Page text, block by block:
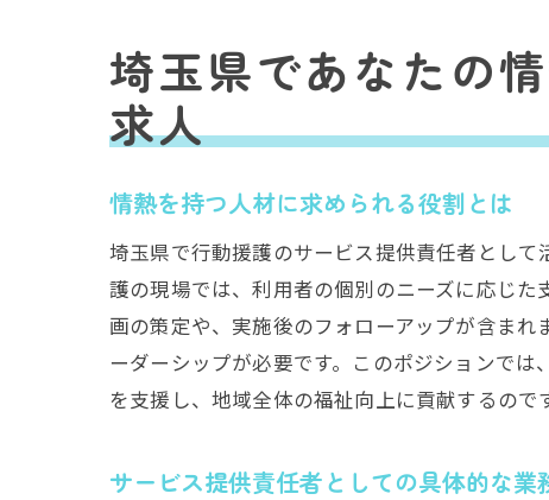
地
行
埼玉県であなたの
求人
情熱を持つ人材に求められる役割とは
埼玉県で行動援護のサービス提供責任者とし
護の現場では、利用者の個別のニーズに応じ
画の策定や、実施後のフォローアップが含ま
ーダーシップが必要です。このポジションで
を支援し、地域全体の福祉向上に貢献するのです
サービス提供責任者としての具体的な業